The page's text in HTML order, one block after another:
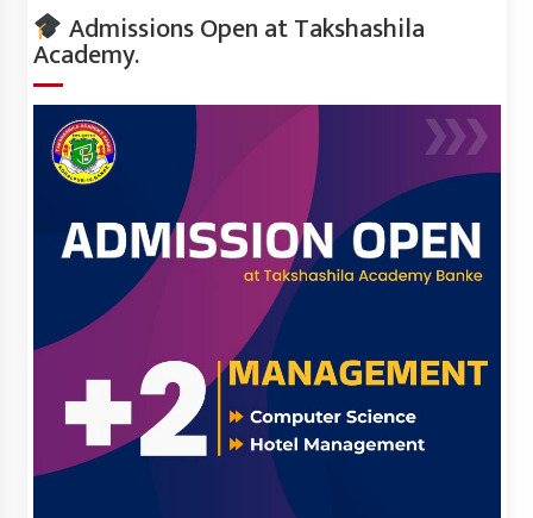
Admissions Open at Takshashila
Academy.